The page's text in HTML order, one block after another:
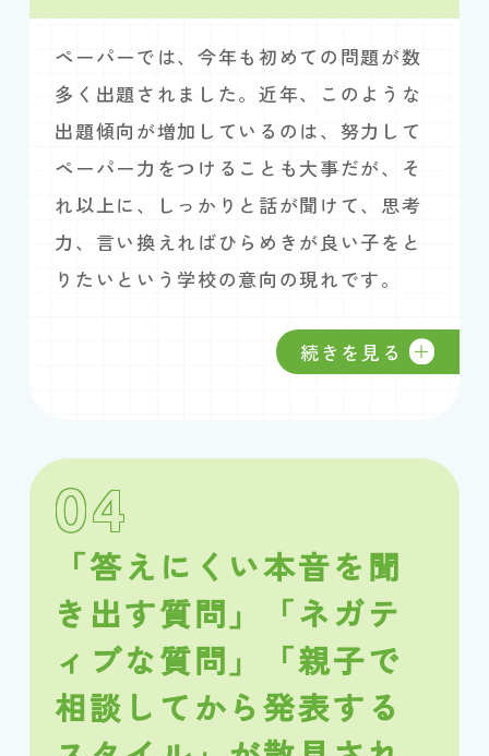
ペーパーでは、今年も初めての問題が数
多く出題されました。近年、このような
出題傾向が増加しているのは、努力して
ペーパー力をつけることも大事だが、そ
れ以上に、しっかりと話が聞けて、思考
力、言い換えればひらめきが良い子をと
りたいという学校の意向の現れです。
続きを見る
04
「答えにくい本音を聞
き出す質問」「ネガテ
ィブな質問」「親子で
相談してから発表する